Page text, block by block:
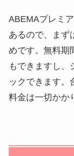
ABEMAプレミ
あるので、まず
めです。無料期
もできますし、
ックできます。
料金は一切かか